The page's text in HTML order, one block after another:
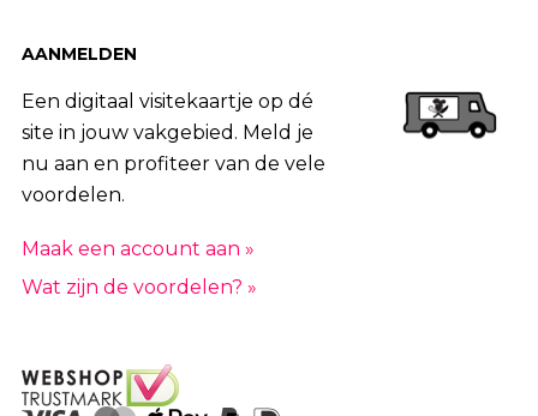
AANMELDEN
Een digitaal visitekaartje op dé
site in jouw vakgebied. Meld je
nu aan en profiteer van de vele
voordelen.
Maak een account aan »
Wat zijn de voordelen? »